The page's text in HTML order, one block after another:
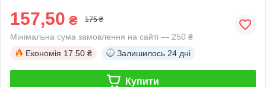
157,50 ₴ 175 ₴
Мінімальна сума замовлення на сайті — 250 ₴
Економія 17.50 ₴ Залишилось 24 дні
Купити